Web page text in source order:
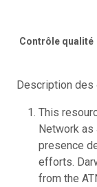
Contrôle qualité
Description des
This
Network as
presence
efforts.
from the